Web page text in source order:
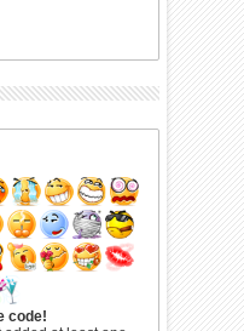
code!